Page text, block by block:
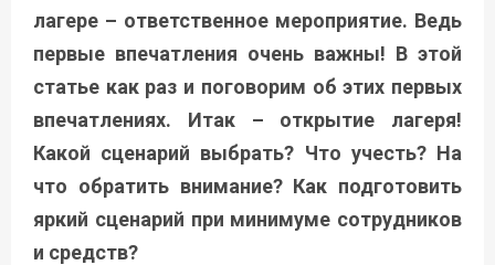
лагере – ответственное мероприятие. Ведь
первые впечатления очень важны! В этой
статье как раз и поговорим об этих первых
впечатлениях. Итак – открытие лагеря!
Какой сценарий выбрать? Что учесть? На
что обратить внимание? Как подготовить
яркий сценарий при минимуме сотрудников
и средств?